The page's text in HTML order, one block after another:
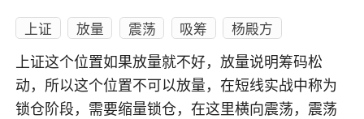
上证 放量 震荡 吸筹 杨殿方
上证这个位置如果放量就不好，放量说明筹码松
动，所以这个位置不可以放量，在短线实战中称为
锁仓阶段，需要缩量锁仓，在这里横向震荡，震荡